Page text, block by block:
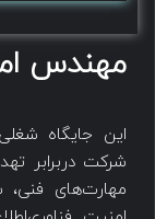
مهندس
این جایگاه
شرکت دربرابر
مهارت‌های فنی،